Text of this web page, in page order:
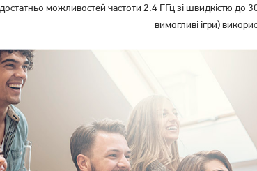
можливостей частоти 2.4 ГГц зі швидкістю до
вимогливі ігри)